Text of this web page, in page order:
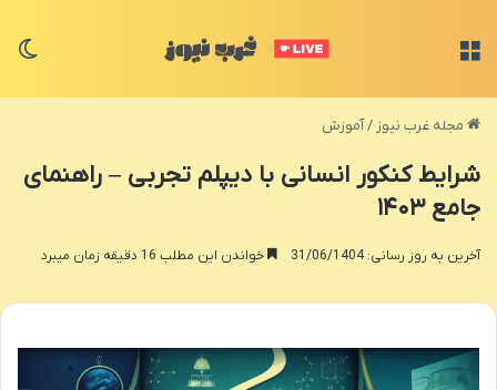
مجله غرب نیوز /آموزش
شرایط کنکور انسانی با دیپلم تجربی – راهنمای
جامع ۱۴۰۳
آخرین به روز رسانی: 31/06/1404 خواندن این مطلب 16 دقیقه زمان میبرد